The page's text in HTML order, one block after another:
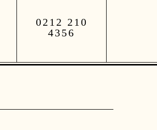
0212 210
4356